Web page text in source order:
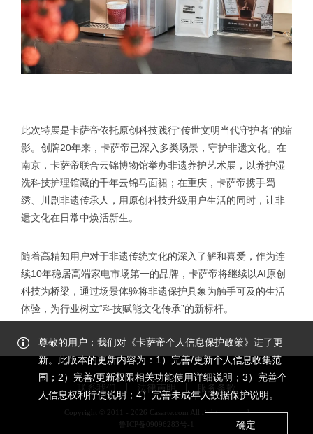
此次特展是卡萨帝依托原创科技践行“传世文明当代守护者”的缩
影。创牌20年来，卡萨帝已深入多类场景，守护非遗文化。在
南京，卡萨帝联合云锦博物馆举办非遗养护艺术展，以养护湿
洗科技护理馆藏的千年云锦马面裙；在重庆，卡萨帝携手蜀
绣、川剧非遗传承人，用原创科技升级用户生活的同时，让非
遗文化在日常中焕活新生。
随着高精知用户对于非遗传统文化的深入了解和喜爱，作为连
续10年稳居高端家电市场第一的品牌，卡萨帝将继续以AI原创
科技为桥梁，通过场景体验将非遗保护具象为触手可及的生活
体验，为行业树立“科技赋能文化传承”的新标杆。
联系我们 法律声明 服务条款
Copyright © 2011 - 2026 Casarte.com All rights reserved
鲁ICP备09096283号-1
尊敬的用户：我们对《卡萨帝个人信息保护政策》进了更
新。此版本的更新内容为：1）完善/更新个人信息收集范
围；2）完善/更新权限相关功能使用详细说明；3）完善个
人信息权利行使说明；4）完善未成年人数据保护说明。
确定